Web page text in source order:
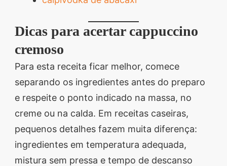
Dicas para acertar cappuccino
cremoso
Para esta receita ficar melhor, comece
separando os ingredientes antes do preparo
e respeite o ponto indicado na massa, no
creme ou na calda. Em receitas caseiras,
pequenos detalhes fazem muita diferença:
ingredientes em temperatura adequada,
mistura sem pressa e tempo de descanso